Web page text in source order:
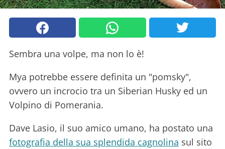
Sembra una volpe, ma non lo è!
Mya potrebbe essere definita un "pomsky",
ovvero un incrocio tra un Siberian Husky ed un
Volpino di Pomerania.
Dave Lasio, il suo amico umano, ha postato una
fotografia della sua splendida cagnolina sul sito